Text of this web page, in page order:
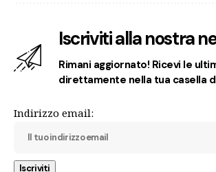
Iscriviti alla nostra
Rimani aggiornato! Ricevi le
direttamente nella tua casella
Indirizzo email: